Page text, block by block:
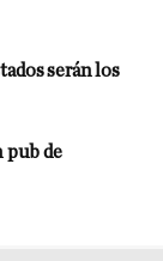
serán los
pub de